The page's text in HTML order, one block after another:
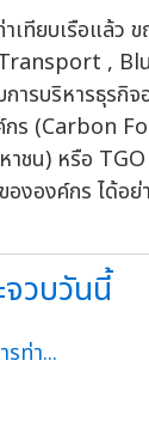
ทียบเรือแล้ว
Transport ,
ารบริหารธุร
ค์กร
าชน) หรือ
งองค์กร ได้อ
จวบวันนี้